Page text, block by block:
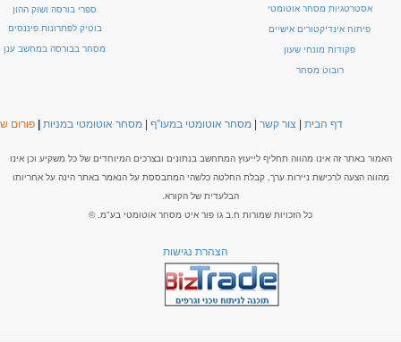
אסטרטגיות מסחר אוטומטי
פיתוח אינדיקטורים אישיים
פקודות מונחי שעון
רובוט מסחר
ספרי בורסה ושוק ההון
בוטיק לפתרונות פיננסים
מסחר בבורסה במחשב ענן
דף הבית | צור קשר | מסחר אוטומטי במעו"ף | מסחר אוטומטי במניות | פורום
האמור באתר זה אינו מהווה תחליף לייעוץ המתחשב בנתונים ובצרכים המיוחדים של כל משקיע וכן אינו
מהווה הצעה לרכישת ניירות ערך, קבלת החלטה כלשהי המתבססת על הנאמר באתר הינה על אחריותו
הבלעדית של הקורא.
כל הזכויות שמורות ח.ב גו פור איט מסחר אוטומטי בע"מ. ©
הצהרת נגישות